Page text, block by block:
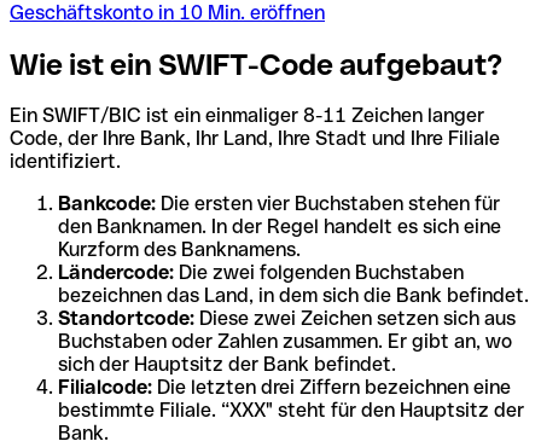
Geschäftskonto in 10 Min. eröffnen
Wie ist ein SWIFT-Code aufgebaut?
Ein SWIFT/BIC ist ein einmaliger 8-11 Zeichen langer
Code, der Ihre Bank, Ihr Land, Ihre Stadt und Ihre Filiale
identifiziert.
Bankcode: Die ersten vier Buchstaben stehen für
den Banknamen. In der Regel handelt es sich eine
Kurzform des Banknamens.
Ländercode: Die zwei folgenden Buchstaben
bezeichnen das Land, in dem sich die Bank befindet.
Standortcode: Diese zwei Zeichen setzen sich aus
Buchstaben oder Zahlen zusammen. Er gibt an, wo
sich der Hauptsitz der Bank befindet.
Filialcode: Die letzten drei Ziffern bezeichnen eine
bestimmte Filiale. “XXX" steht für den Hauptsitz der
Bank.